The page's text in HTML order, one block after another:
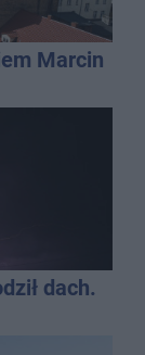
Marcin
dach.